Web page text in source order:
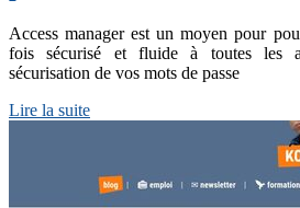
Access manager est un moyen pour
fois sécurisé et fluide à toutes les
sécurisation de vos mots de passe
Lire la suite